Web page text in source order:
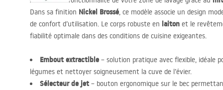
Dans sa finition Nickel Brossé, ce modèle associe un design
de confort d’utilisation. Le corps robuste en laiton et le
fiabilité optimale dans des conditions de cuisine exigeantes.
Embout extractible – solution pratique avec flexible, idéale
légumes et nettoyer soigneusement la cuve de l’évier.
Sélecteur de jet – bouton ergonomique sur le bec